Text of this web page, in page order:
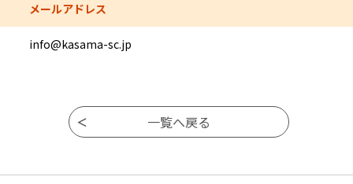
メールアドレス
info@kasama-sc.jp